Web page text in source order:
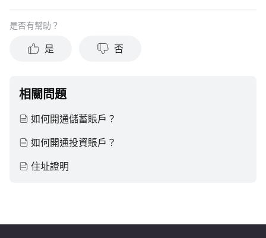
是否有幫助？
是 否
相關問題
如何開通儲蓄賬戶？
如何開通投資賬戶？
住址證明